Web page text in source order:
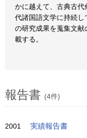
かに越えて、古典古
代諸国語文学に持続
の研究成果を蒐集文
載する。
報告書 (4件)
2001 実績報告書